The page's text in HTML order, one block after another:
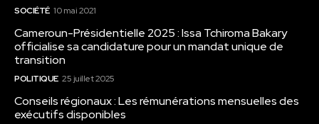
SOCIÉTÉ 10 mai 2021
Cameroun-Présidentielle 2025 : Issa Tchiroma Bakary
officialise sa candidature pour un mandat unique de
transition
POLITIQUE 25 juillet 2025
Conseils régionaux : Les rémunérations mensuelles des
exécutifs disponibles